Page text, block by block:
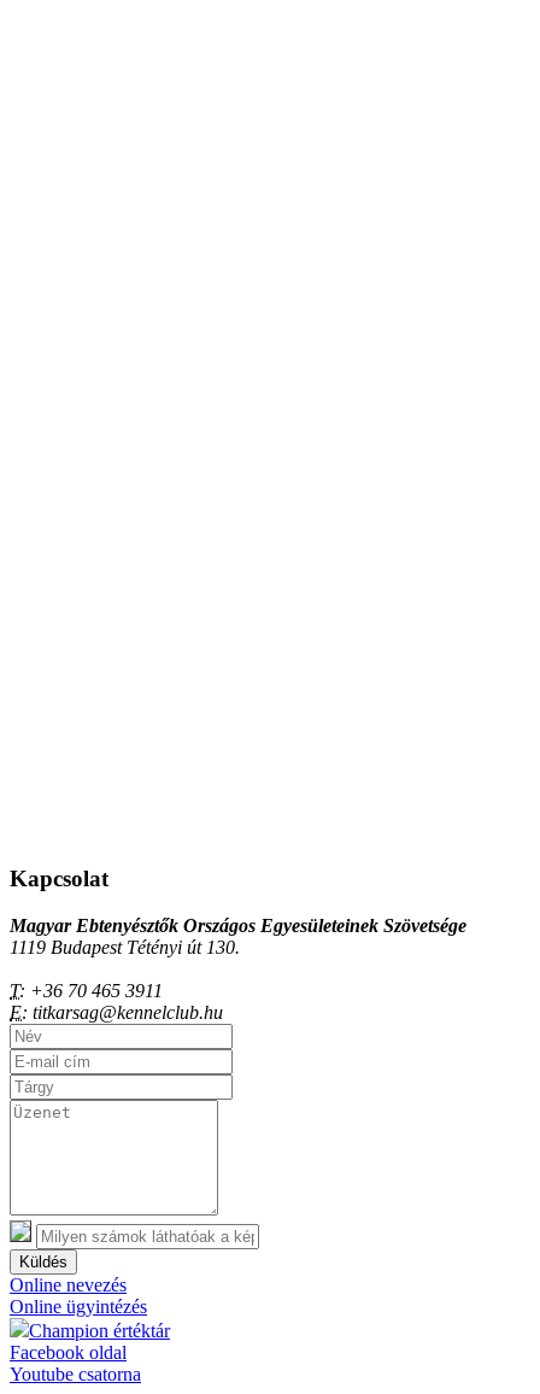
Kapcsolat
Magyar Ebtenyésztők Országos Egyesületeinek Szövetsége
1119 Budapest Tétényi út 130.
T: +36 70 465 3911
E: titkarsag@kennelclub.hu
Küldés
Online nevezés
Online ügyintézés
Champion értéktár
Facebook oldal
Youtube csatorna